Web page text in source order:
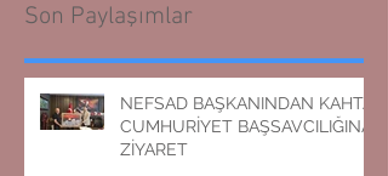
Son Paylaşımlar
NEFSAD BAŞKANINDAN KAHTA
CUMHURİYET BAŞSAVCILIĞINA
ZİYARET